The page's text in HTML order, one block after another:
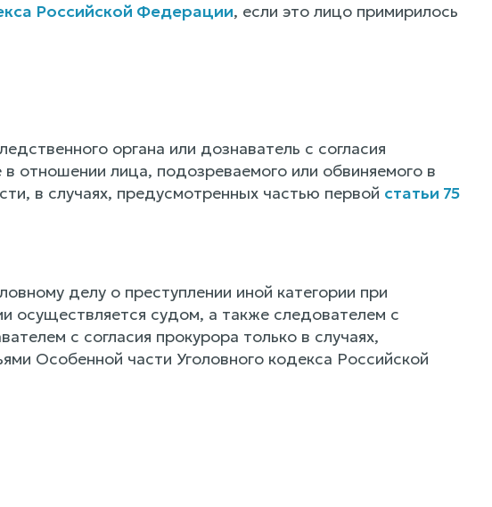
Российской Федерации, если это лицо примирилось
органа или дознаватель с согласия
отношении лица, подозреваемого или обвиняемого в
в случаях, предусмотренных частью первой статьи 75
делу о преступлении иной категории при
осуществляется судом, а также следователем с
с согласия прокурора только в случаях,
Особенной части Уголовного кодекса Российской